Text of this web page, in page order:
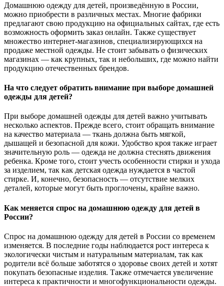
Домашнюю одежду для детей, произведённую в России,
можно приобрести в различных местах. Многие фабрики
предлагают свою продукцию на официальных сайтах, где есть
возможность оформить заказ онлайн. Также существует
множество интернет-магазинов, специализирующихся на
продаже местной одежды. Не стоит забывать о физических
магазинах — как крупных, так и небольших, где можно найти
продукцию отечественных брендов.
На что следует обратить внимание при выборе домашней
одежды для детей?
При выборе домашней одежды для детей важно учитывать
несколько аспектов. Прежде всего, стоит обращать внимание
на качество материала — ткань должна быть мягкой,
дышащей и безопасной для кожи. Удобство кроя также играет
значительную роль — одежда не должна стеснять движения
ребенка. Кроме того, стоит учесть особенности стирки и ухода
за изделием, так как детская одежда нуждается в частой
стирке. И, конечно, безопасность — отсутствие мелких
деталей, которые могут быть проглочены, крайне важно.
Как меняется спрос на домашнюю одежду для детей в
России?
Спрос на домашнюю одежду для детей в России со временем
изменяется. В последние годы наблюдается рост интереса к
экологически чистым и натуральным материалам, так как
родители всё больше заботятся о здоровье своих детей и хотят
покупать безопасные изделия. Также отмечается увеличение
интереса к практичности и многофункциональности одежды.